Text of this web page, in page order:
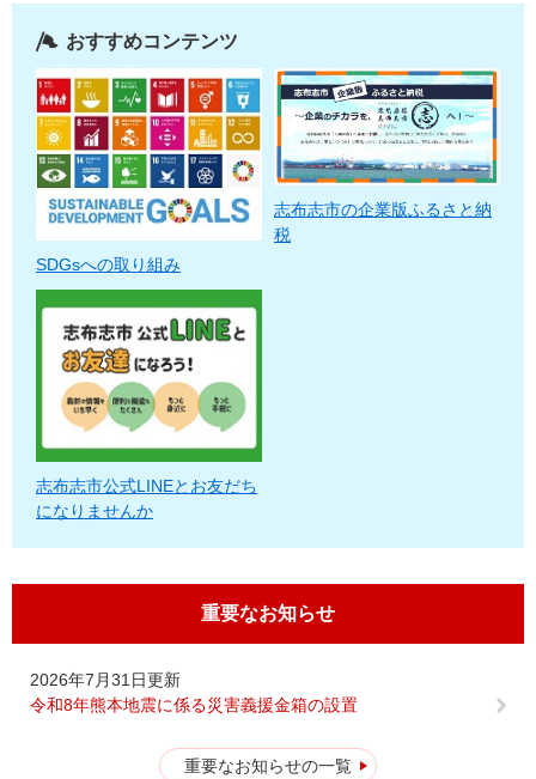
おすすめコンテンツ
SDGsへの取り組み
志布志市の企業版ふるさと納
税
志布志市公式LINEとお友だち
になりませんか
重要なお知らせ
2026年7月31日更新
令和8年熊本地震に係る災害義援金箱の設置
重要なお知らせの一覧